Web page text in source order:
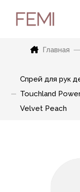
Главная
Спрей для рук
Touchland
Velvet Peach